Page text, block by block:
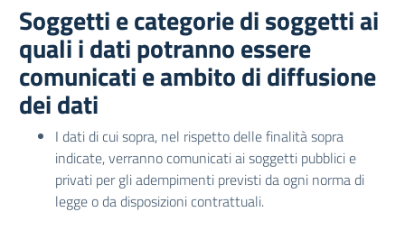
Soggetti e categorie di soggetti ai
quali i dati potranno essere
comunicati e ambito di diffusione
dei dati
I dati di cui sopra, nel rispetto delle finalità sopra
indicate, verranno comunicati ai soggetti pubblici e
privati per gli adempimenti previsti da ogni norma di
legge o da disposizioni contrattuali.